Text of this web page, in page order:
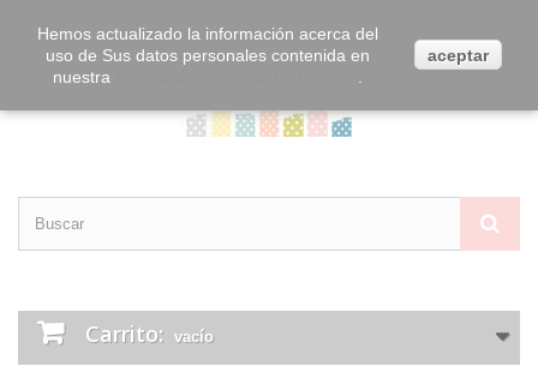
Carrito: vacío
Hemos actualizado la información acerca del
uso de Sus datos personales contenida en
nuestra
aceptar